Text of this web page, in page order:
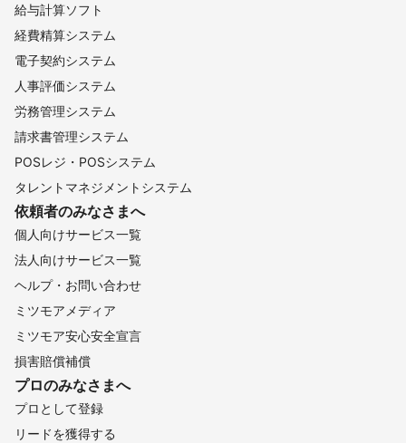
給与計算ソフト
経費精算システム
電子契約システム
人事評価システム
労務管理システム
請求書管理システム
POSレジ・POSシステム
タレントマネジメントシステム
依頼者のみなさまへ
個人向けサービス一覧
法人向けサービス一覧
ヘルプ・お問い合わせ
ミツモアメディア
ミツモア安心安全宣言
損害賠償補償
プロのみなさまへ
プロとして登録
リードを獲得する